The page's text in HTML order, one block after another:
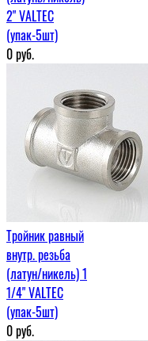
2" VALTEC
(упак-5шт)
0руб.
Тройник равный
внутр. резьба
(латун/никель) 1
1/4" VALTEC
(упак-5шт)
0руб.